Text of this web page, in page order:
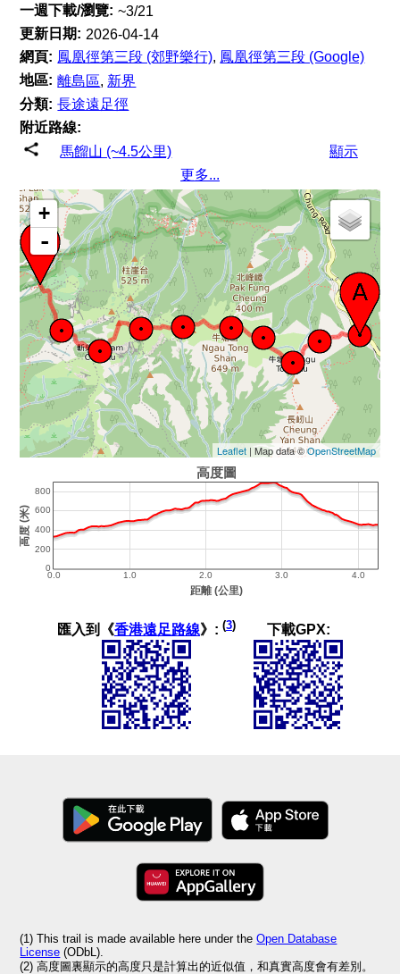
一週下載/瀏覽: ~3/21
更新日期: 2026-04-14
網頁: 鳳凰徑第三段 (郊野樂行), 鳳凰徑第三段 (Google)
地區: 離島區, 新界
分類: 長途遠足徑
附近路線:
馬餾山 (~4.5公里)
顯示
更多...
+
-
Leaflet| Map data ©OpenStreetMap
匯入到《香港遠足路線》: (3) 下載GPX:
(1) This trail is made available here under theOpen Database
License (ODbL).
(2) 高度圖裏顯示的高度只是計算出的近似值，和真實高度會有差別。